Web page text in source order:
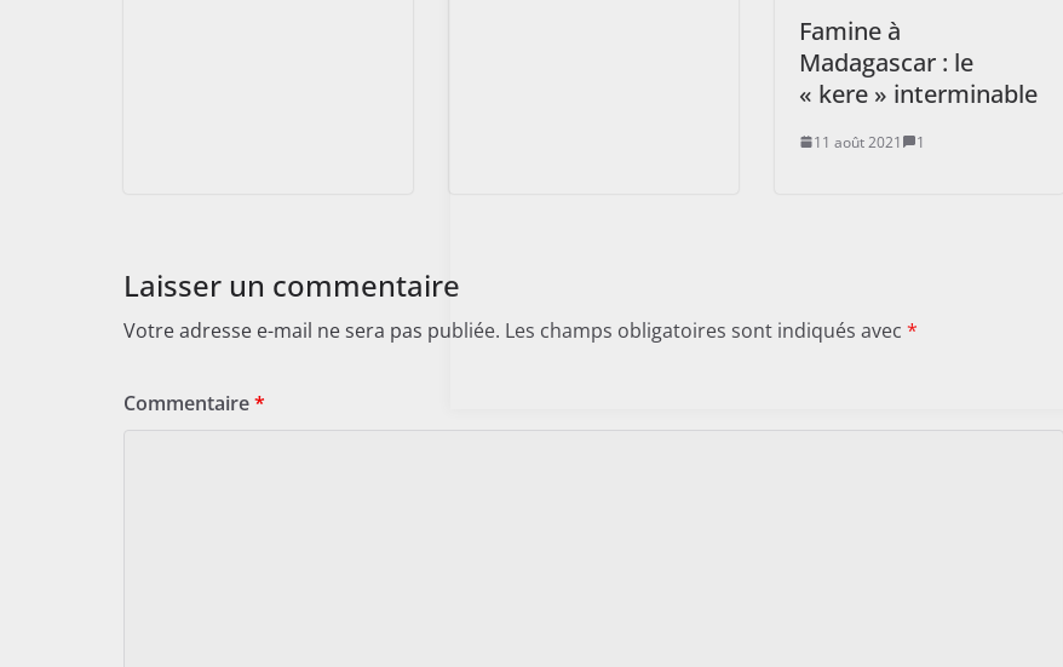
Famine à
Madagascar : le
« kere » interminable
11 août 2021 1
Laisser un commentaire
Votre adresse e-mail ne sera pas publiée. Les champs obligatoires sont indiqués avec *
Commentaire*